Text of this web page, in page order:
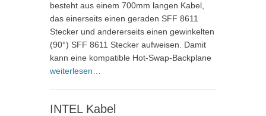
besteht aus einem 700mm langen Kabel,
das einerseits einen geraden SFF 8611
Stecker und andererseits einen gewinkelten
(90°) SFF 8611 Stecker aufweisen. Damit
kann eine kompatible Hot-Swap-Backplane
weiterlesen…
INTEL Kabel